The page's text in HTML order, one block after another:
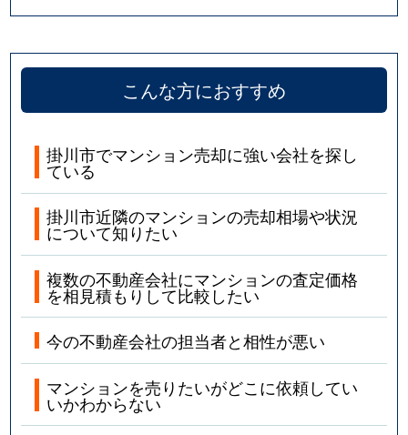
こんな方におすすめ
掛川市でマンション売却に強い会社を探し
ている
掛川市近隣のマンションの売却相場や状況
について知りたい
複数の不動産会社にマンションの査定価格
を相見積もりして比較したい
今の不動産会社の担当者と相性が悪い
マンションを売りたいがどこに依頼してい
いかわからない